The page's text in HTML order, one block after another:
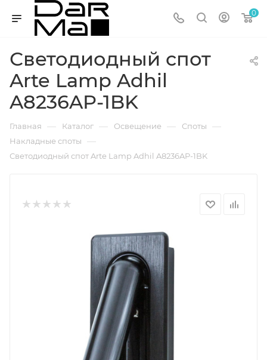
0
Светодиодный спот
Arte Lamp Adhil
A8236AP-1BK
Главная — Каталог — Освещение — Споты —
Накладные споты —
Светодиодный спот Arte Lamp Adhil A8236AP-1BK